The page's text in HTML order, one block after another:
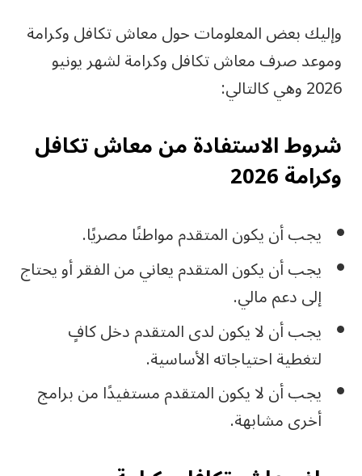
وإليك بعض المعلومات حول معاش تكافل وكرامة
وموعد صرف معاش تكافل وكرامة لشهر يونيو
2026 وهي كالتالي:
شروط الاستفادة من معاش تكافل
وكرامة 2026
يجب أن يكون المتقدم مواطنًا مصريًا.
يجب أن يكون المتقدم يعاني من الفقر أو يحتاج
إلى دعم مالي.
يجب أن لا يكون لدى المتقدم دخل كافٍ
لتغطية احتياجاته الأساسية.
يجب أن لا يكون المتقدم مستفيدًا من برامج
أخرى مشابهة.